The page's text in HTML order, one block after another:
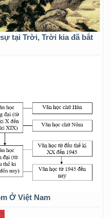
tại Trời, Trời kia đã bắt
Ở Việt Nam